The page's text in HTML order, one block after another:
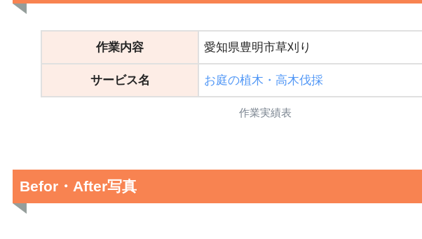
作業内容 愛知県豊明市草刈り
サービス名 お庭の植木・高木伐採
作業実績表
Befor・After写真